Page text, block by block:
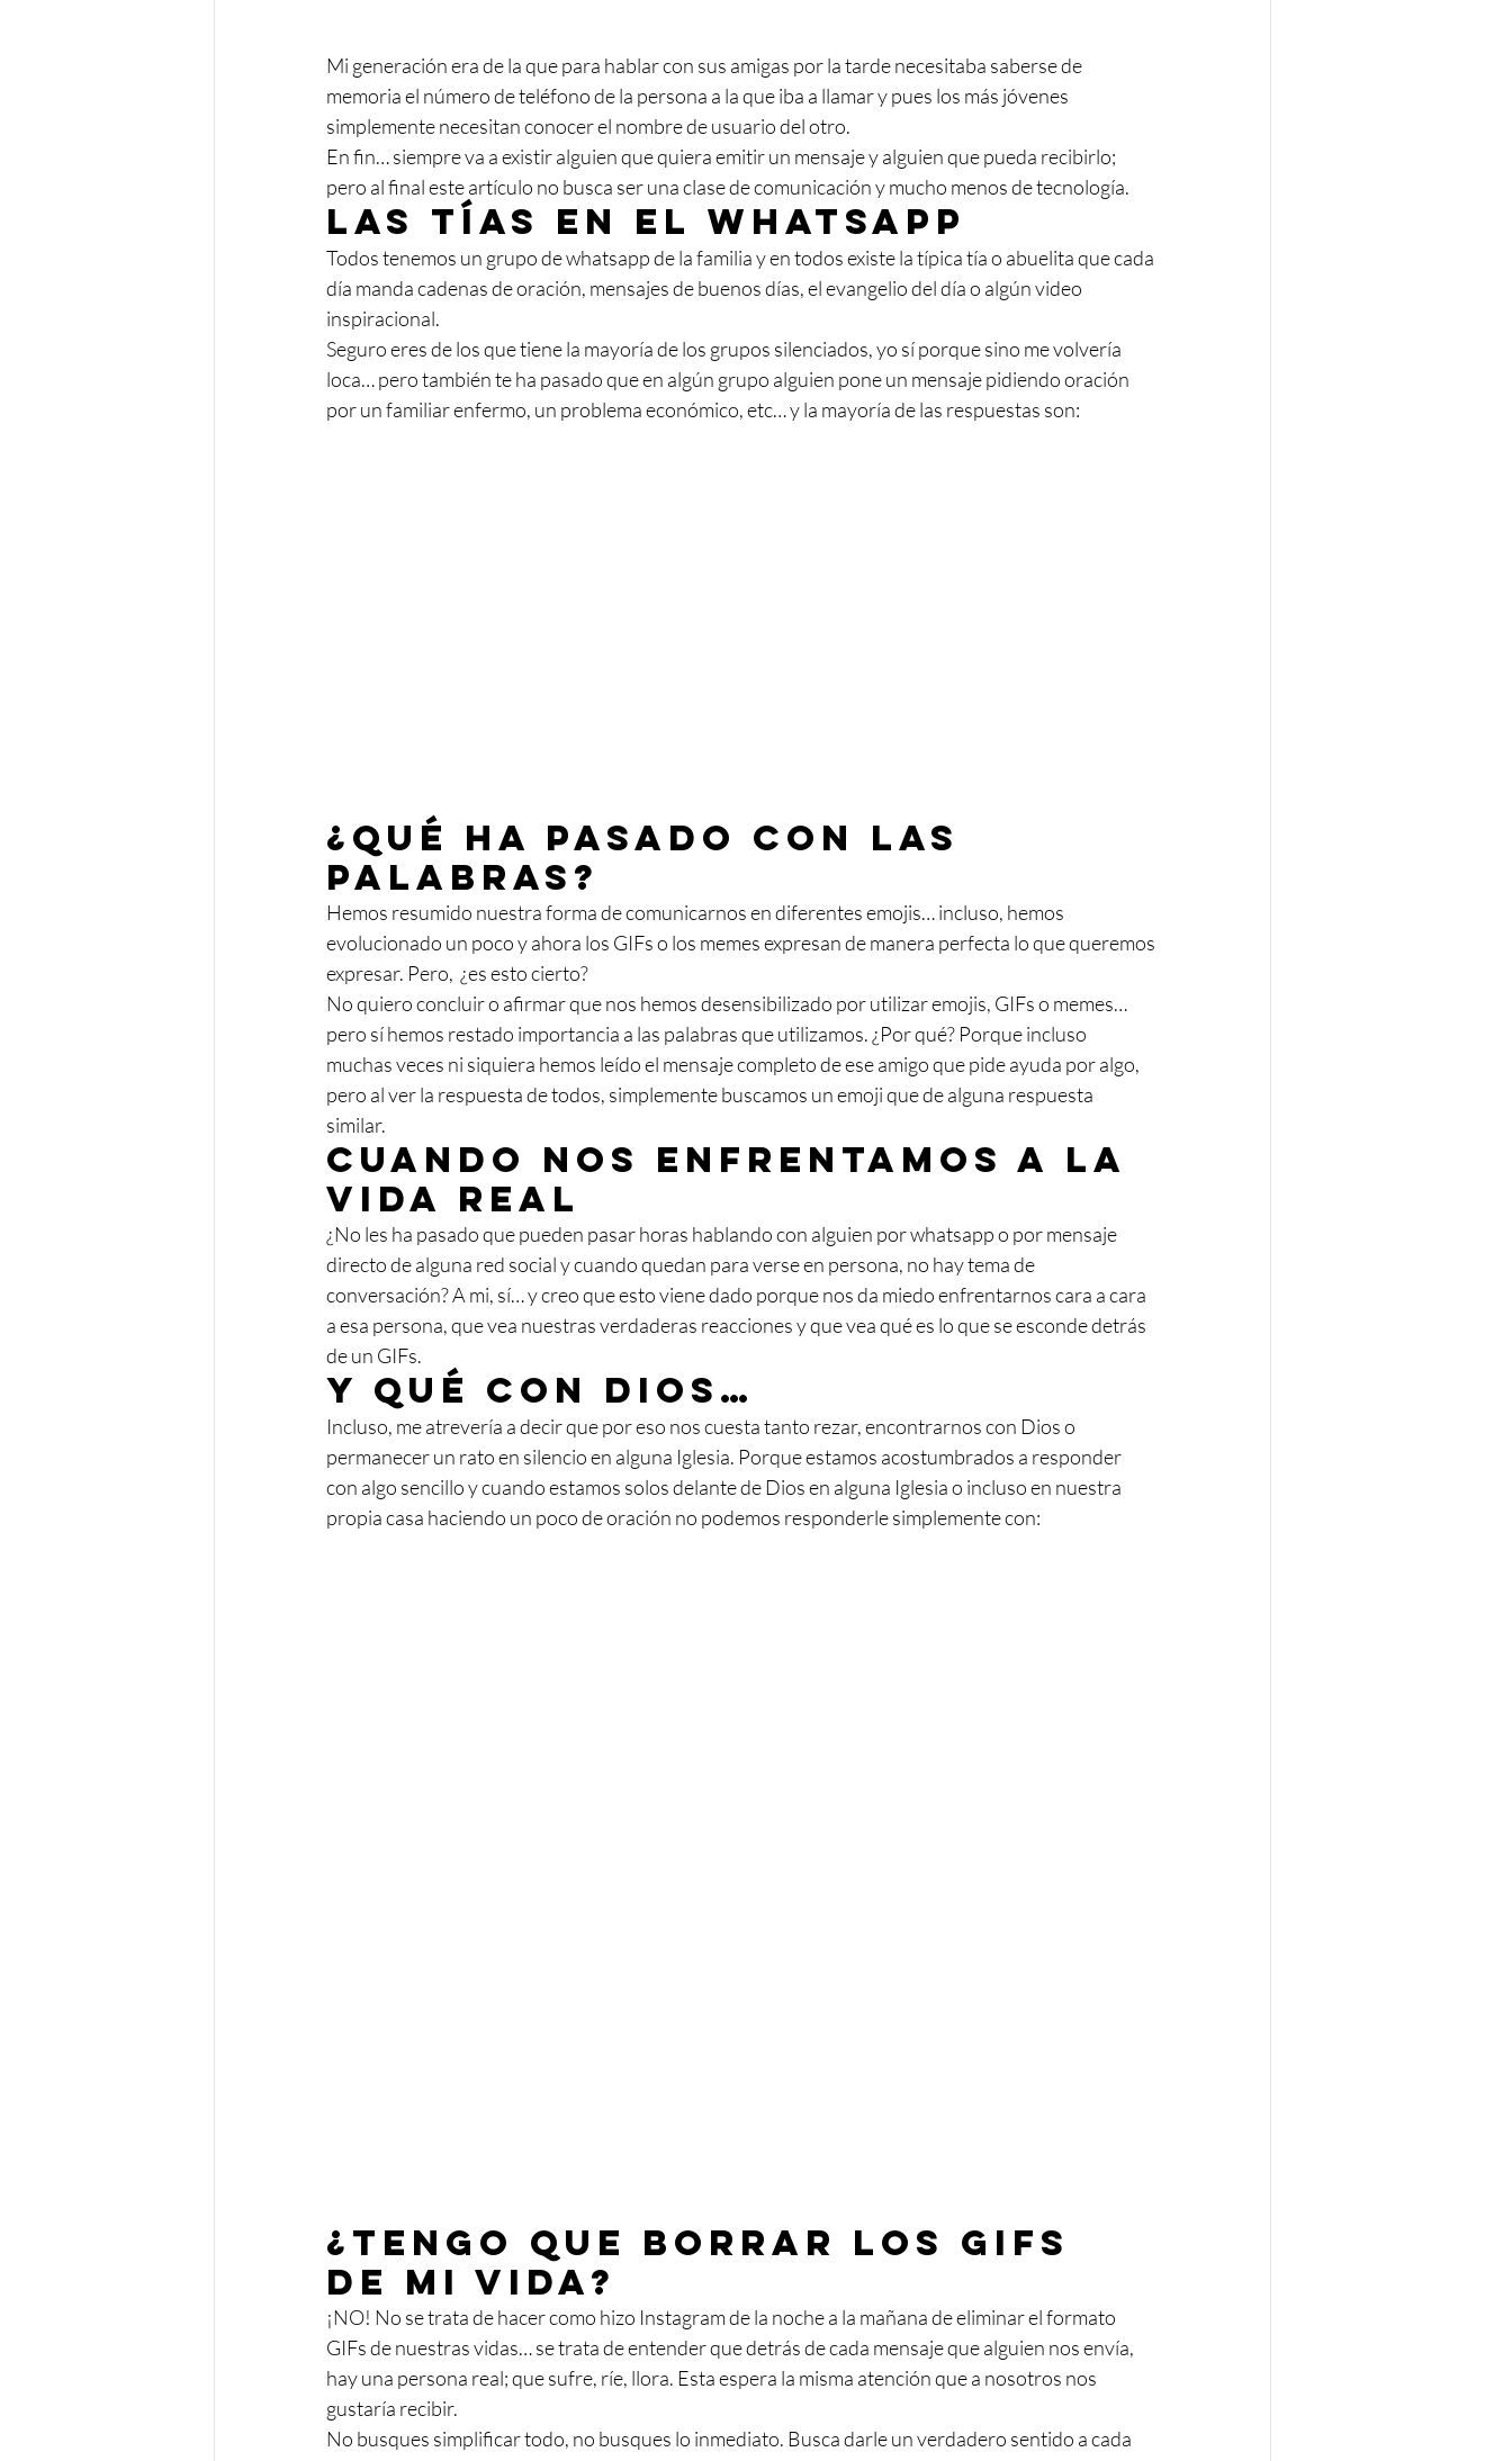
Mi generación era de la que para hablar con sus amigas por la tarde necesitaba saberse de
memoria el número de teléfono de la persona a la que iba a llamar y pues los más jóvenes
simplemente necesitan conocer el nombre de usuario del otro.
En fin… siempre va a existir alguien que quiera emitir un mensaje y alguien que pueda recibirlo;
pero al final este artículo no busca ser una clase de comunicación y mucho menos de tecnología.
Las tías en el whatsapp
Todos tenemos un grupo de whatsapp de la familia y en todos existe la típica tía o abuelita que cada
día manda cadenas de oración, mensajes de buenos días, el evangelio del día o algún video
inspiracional.
Seguro eres de los que tiene la mayoría de los grupos silenciados, yo sí porque sino me volvería
loca… pero también te ha pasado que en algún grupo alguien pone un mensaje pidiendo oración
por un familiar enfermo, un problema económico, etc… y la mayoría de las respuestas son:
¿Qué ha pasado con las
palabras?
Hemos resumido nuestra forma de comunicarnos en diferentes emojis… incluso, hemos
evolucionado un poco y ahora los GIFs o los memes expresan de manera perfecta lo que queremos
expresar. Pero,  ¿es esto cierto?
No quiero concluir o afirmar que nos hemos desensibilizado por utilizar emojis, GIFs o memes…
pero sí hemos restado importancia a las palabras que utilizamos. ¿Por qué? Porque incluso
muchas veces ni siquiera hemos leído el mensaje completo de ese amigo que pide ayuda por algo,
pero al ver la respuesta de todos, simplemente buscamos un emoji que de alguna respuesta
similar.
Cuando nos enfrentamos a la
vida real
¿No les ha pasado que pueden pasar horas hablando con alguien por whatsapp o por mensaje
directo de alguna red social y cuando quedan para verse en persona, no hay tema de
conversación? A mi, sí… y creo que esto viene dado porque nos da miedo enfrentarnos cara a cara
a esa persona, que vea nuestras verdaderas reacciones y que vea qué es lo que se esconde detrás
de un GIFs.
Y qué con Dios…
Incluso, me atrevería a decir que por eso nos cuesta tanto rezar, encontrarnos con Dios o
permanecer un rato en silencio en alguna Iglesia. Porque estamos acostumbrados a responder
con algo sencillo y cuando estamos solos delante de Dios en alguna Iglesia o incluso en nuestra
propia casa haciendo un poco de oración no podemos responderle simplemente con:
¿Tengo que borrar los GIFs
de mi vida?
¡NO! No se trata de hacer como hizo Instagram de la noche a la mañana de eliminar el formato
GIFs de nuestras vidas… se trata de entender que detrás de cada mensaje que alguien nos envía,
hay una persona real; que sufre, ríe, llora. Esta espera la misma atención que a nosotros nos
gustaría recibir.
No busques simplificar todo, no busques lo inmediato. Busca darle un verdadero sentido a cada